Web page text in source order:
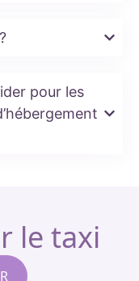
pour les
le taxi